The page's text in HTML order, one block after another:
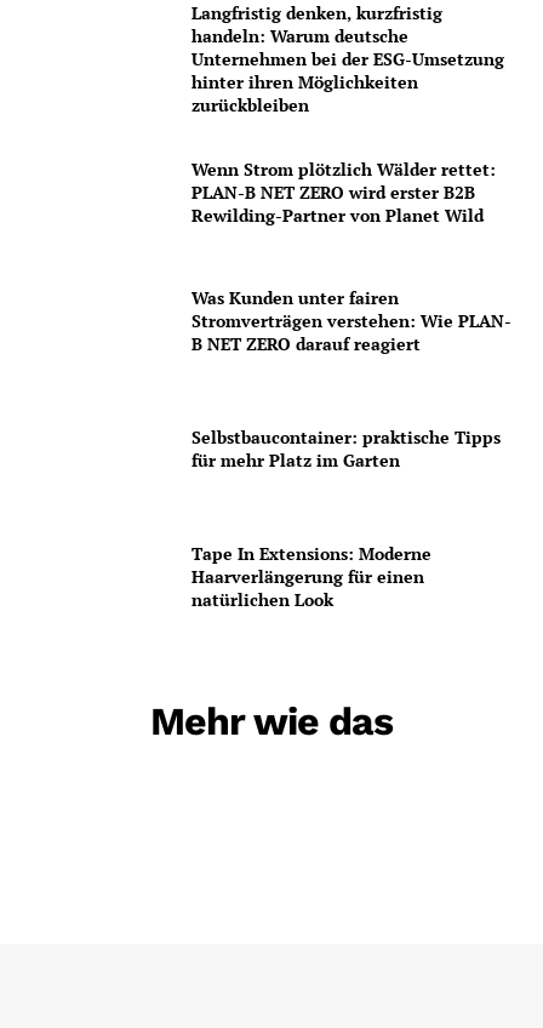
Langfristig denken, kurzfristig
handeln: Warum deutsche
Unternehmen bei der ESG-Umsetzung
hinter ihren Möglichkeiten
zurückbleiben
Wenn Strom plötzlich Wälder rettet:
PLAN-B NET ZERO wird erster B2B
Rewilding-Partner von Planet Wild
Was Kunden unter fairen
Stromverträgen verstehen: Wie PLAN-
B NET ZERO darauf reagiert
Selbstbaucontainer: praktische Tipps
für mehr Platz im Garten
Tape In Extensions: Moderne
Haarverlängerung für einen
natürlichen Look
Mehr wie das